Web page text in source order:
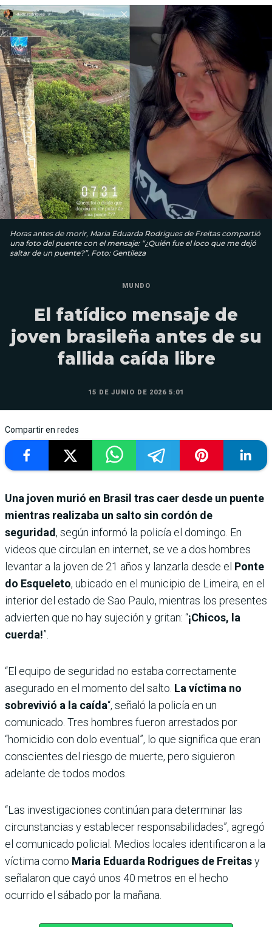
Horas antes de morir, Maria Eduarda Rodrigues de Freitas compartió
una foto del puente con el mensaje: “¿Quién fue el loco que me dejó
saltar de un puente?”. Foto: Gentileza
MUNDO
El fatídico mensaje de
joven brasileña antes de su
fallida caída libre
15 DE JUNIO DE 2026 5:01
Compartir en redes
Una joven murió en Brasil tras caer desde un puente
mientras realizaba un salto sin cordón de
seguridad, según informó la policía el domingo. En
videos que circulan en internet, se ve a dos hombres
levantar a la joven de 21 años y lanzarla desde el Ponte
do Esqueleto, ubicado en el municipio de Limeira, en el
interior del estado de Sao Paulo, mientras los presentes
advierten que no hay sujeción y gritan: “¡Chicos, la
cuerda!”.
“El equipo de seguridad no estaba correctamente
asegurado en el momento del salto. La víctima no
sobrevivió a la caída“, señaló la policía en un
comunicado. Tres hombres fueron arrestados por
“homicidio con dolo eventual”, lo que significa que eran
conscientes del riesgo de muerte, pero siguieron
adelante de todos modos.
“Las investigaciones continúan para determinar las
circunstancias y establecer responsabilidades”, agregó
el comunicado policial. Medios locales identificaron a la
víctima como Maria Eduarda Rodrigues de Freitasy
señalaron que cayó unos 40 metros en el hecho
ocurrido el sábado por la mañana.